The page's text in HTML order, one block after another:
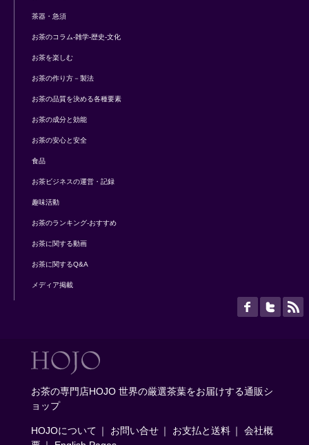
茶器・急須
お茶のコラム-雑学-歴史-文化
お茶を楽しむ
お茶の作り方－製法
お茶の品質を決める各種要素
お茶の成分と効能
お茶の安心と安全
食品
お茶ビジネスの運営・記録
趣味活動
お茶のランキング-おすすめ
お茶に関する動画
お茶に関するQ&A
メディア掲載
お茶の専門店HOJO 世界の厳選茶葉をお届けする通販シ
ョップ
HOJOについて ｜ お問い合せ ｜ お支払と送料 ｜
会社概